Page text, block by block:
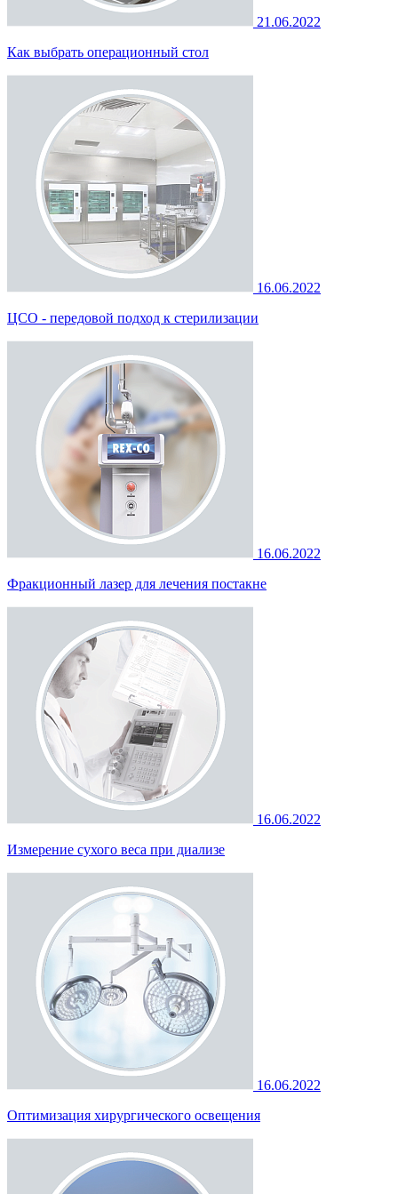
21.06.2022
Как выбрать операционный стол
16.06.2022
ЦСО - передовой подход к стерилизации
16.06.2022
Фракционный лазер для лечения постакне
16.06.2022
Измерение сухого веса при диализе
16.06.2022
Оптимизация хирургического освещения